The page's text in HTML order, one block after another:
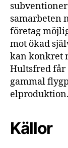
samarbeten
företag
mot ökad
kan konkret
Hultsfred får
gammal
elproduktion.
Källor